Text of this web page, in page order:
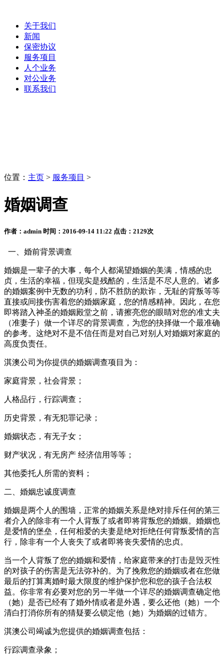
关于我们
新闻
保密协议
服务项目
人个业务
对公业务
联系我们
位置： 主页 > 服务项目 >
婚姻调查
作者：admin 时间：2016-09-14 11:22 点击：2129次
一、婚前背景调查
婚姻是一辈子的大事，每个人都渴望婚姻的美满，情感的忠
贞，生活的幸福，但现实是残酷的，生活是不尽人意的。诸多
的婚姻案例中无数的功利，防不胜防的欺诈，无耻的背叛等等
直接或间接伤害着您的婚姻家庭，您的情感精神。因此，在您
即将踏入神圣的婚姻殿堂之前，请擦亮您的眼睛对您的准丈夫
（准妻子）做一个详尽的背景调查，为您的抉择做一个最准确
的参考。这绝对不是不信任而是对自己对别人对婚姻对家庭的
高度负责任。
淇澳公司为你提供的婚姻调查项目为：
家庭背景，社会背景；
人格品行，行踪调查；
历史背景，有无犯罪记录；
婚姻状态，有无子女；
财产状况，有无房产 经济信用等等；
其他委托人所需的资料；
二、婚姻忠诚度调查
婚姻是两个人的围墙，正常的婚姻关系是绝对排斥任何的第三
者介入的除非有一个人背叛了或者即将背叛您的婚姻。婚姻也
是爱情的堡垒，任何相爱的夫妻是绝对拒绝任何背叛爱情的言
行，除非有一个人丧失了或者即将丧失爱情的忠贞。
当一个人背叛了您的婚姻和爱情，给家庭带来的打击是毁灭性
的对孩子的伤害是无法弥补的。为了挽救您的婚姻或者在您做
最后的打算离婚时最大限度的维护保护您和您的孩子合法权
益。你非常有必要对您的另一半做一个详尽的婚姻调查确定他
（她）是否已经有了婚外情或者是外遇，要么还他（她）一个
清白打消你所有的猜疑要么锁定他（她）为婚姻的过错方。
淇澳公司竭诚为您提供的婚姻调查包括：
行踪调查录象；